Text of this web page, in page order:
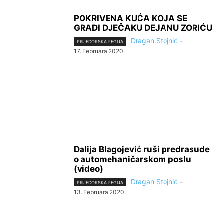
POKRIVENA KUĆA KOJA SE
GRADI DJEČAKU DEJANU ZORIĆU
PRIJEDORSKA REGIJA Dragan Stojnić -
17. Februara 2020.
Dalija Blagojević ruši predrasude
o automehaničarskom poslu
(video)
PRIJEDORSKA REGIJA Dragan Stojnić -
13. Februara 2020.